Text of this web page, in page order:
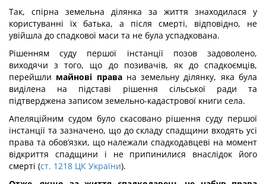
Так, спірна земельна ділянка за життя знаходилася у
користуванні їх батька, а після смерті, відповідно, не
увійшла до спадкової маси та не була успадкована.
Рішенням суду першої інстанції позов задоволено,
виходячи з того, що до позивачів, як до спадкоємців,
перейшли майнові правана земельну ділянку, яка була
виділена на підставі рішення сільської ради та
підтверджена записом земельно-кадастрової книги села.
Апеляційним судом було скасовано рішення суду першої
інстанції та зазначено, що до складу спадщини входять усі
права та обов’язки, що належали спадкодавцеві на момент
відкриття спадщини і не припинилися внаслідок його
смерті (ст. 1218 ЦК України).